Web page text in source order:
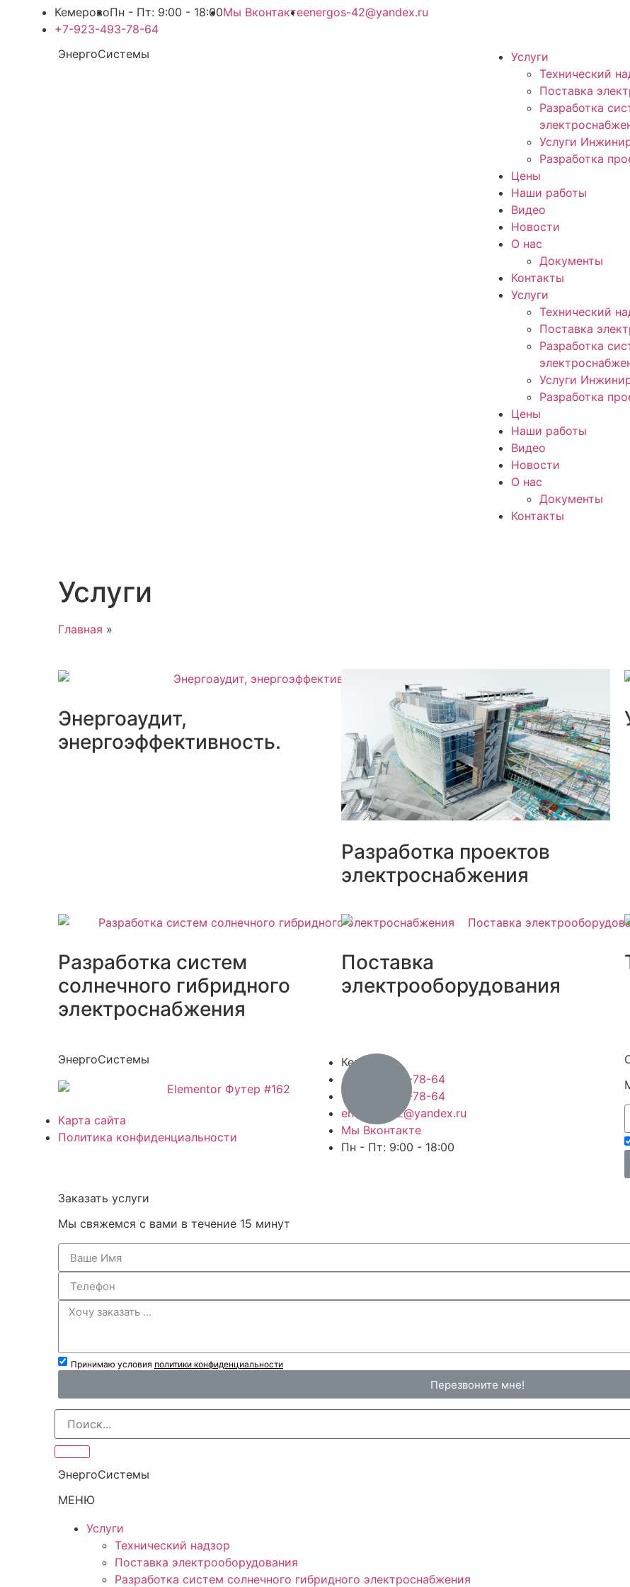
КемеровоПн - Пт: 9:00 - 18:00Мы Вконтактеenergos-42@yandex.ru
+7-923-493-78-64
ЭнергоСистемы
Услуги
Технический
Поставка
Разработка
Услуги
Разработка
Цены
Наши работы
Видео
Новости
О нас
Документы
Контакты
Услуги
Технический
Поставка
Разработка
Услуги
Разработка
Цены
Наши работы
Видео
Новости
О нас
Документы
Контакты
Услуги
Главная »
Энергоаудит,
энергоэффективность.
Разработка проектов
электроснабжения
Разработка систем
солнечного гибридного
электроснабжения
Поставка
электрооборудования
ЭнергоСистемы
Карта сайта
Политика конфиденциальности
Кемерово
+7-923-493-78-64
+7-923-493-78-64
energos-42@yandex.ru
Мы Вконтакте
Пн - Пт: 9:00 - 18:00
Заказать услуги
Мы свяжемся с вами в течение 15 минут
Принимаю условия политики конфиденциальности
Перезвоните мне!
ЭнергоСистемы
МЕНЮ
Услуги
Технический надзор
Поставка электрооборудования
Разработка систем солнечного гибридного электроснабжения